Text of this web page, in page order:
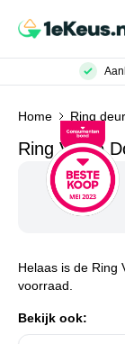
van 296
Home Ring
Ring Video
Helaas is de Ring
voorraad.
Bekijk ook: